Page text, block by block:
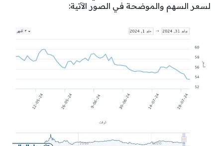
لسعر السهم والموضحة في الصور الآتية: